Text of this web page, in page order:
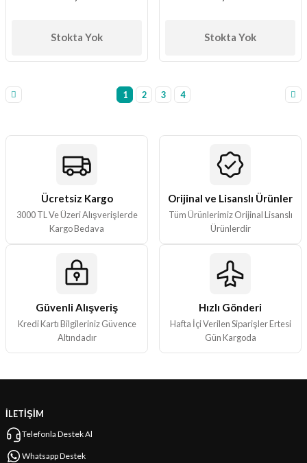
Stokta Yok Stokta Yok
1 2 3 4
Ücretsiz Kargo
3000 TL Ve Üzeri Alışverişlerde
Kargo Bedava
Orijinal ve Lisanslı Ürünler
Tüm Ürünlerimiz Orijinal Lisanslı
Ürünlerdir
Güvenli Alışveriş
Kredi Kartı Bilgileriniz Güvence
Altındadır
Hızlı Gönderi
Hafta İçi Verilen Siparişler Ertesi
Gün Kargoda
İLETİŞİM
Telefonla Destek Al
Whatsapp Destek